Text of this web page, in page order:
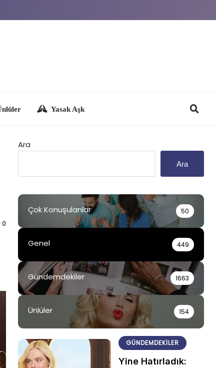
0
Ara
Ara
Çok Konuşulanlar 50
Genel 449
Gündemdekiler 1663
Ünlüler 154
GÜNDEMDEKILER
Yine Hatırladık: